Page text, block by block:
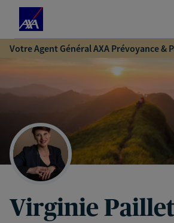
Accéder
au
Accéder
au
pied
de
page
Votre Agent Général AXA Prévoyance &
Virginie